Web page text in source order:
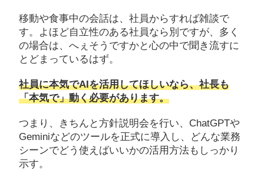
移動や食事中の会話は、社員からすれば雑談で
す。よほど自立性のある社員なら別ですが、多く
の場合は、へぇそうですかと心の中で聞き流すに
とどまっているはず。
社員に本気でAIを活用してほしいなら、社長も
「本気で」動く必要があります。
つまり、きちんと方針説明会を行い、ChatGPTや
Geminiなどのツールを正式に導入し、どんな業務
シーンでどう使えばいいかの活用方法もしっかり
示す。